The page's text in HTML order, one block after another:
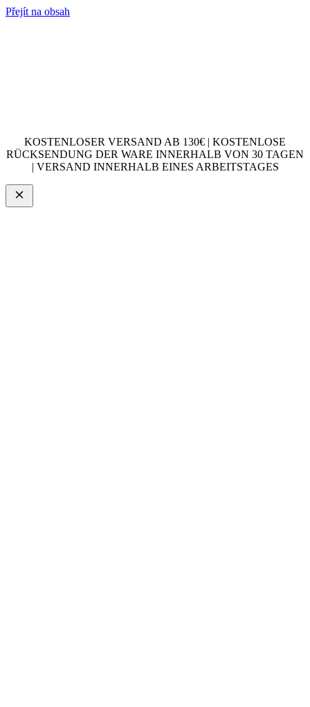
Přejít na obsah
KOSTENLOSER VERSAND AB 130€ | KOSTENLOSE
RÜCKSENDUNG DER WARE INNERHALB VON 30 TAGEN
| VERSAND INNERHALB EINES ARBEITSTAGES